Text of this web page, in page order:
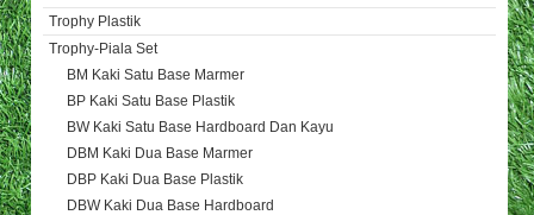
Trophy Plastik
Trophy-Piala Set
BM Kaki Satu Base Marmer
BP Kaki Satu Base Plastik
BW Kaki Satu Base Hardboard Dan Kayu
DBM Kaki Dua Base Marmer
DBP Kaki Dua Base Plastik
DBW Kaki Dua Base Hardboard